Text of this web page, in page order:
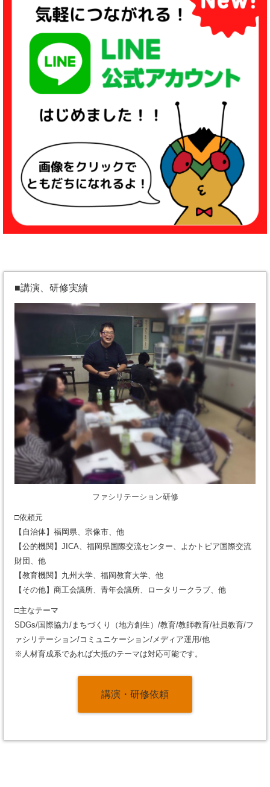
■講演、研修実績
ファシリテーション研修
□依頼元
【自治体】福岡県、宗像市、他
【公的機関】JICA、福岡県国際交流センター、よかトピア国際交流
財団、他
【教育機関】九州大学、福岡教育大学、他
【その他】商工会議所、青年会議所、ロータリークラブ、他
□主なテーマ
SDGs/国際協力/まちづくり（地方創生）/教育/教師教育/社員教育/フ
ァシリテーション/コミュニケーション/メディア運用/他
※人材育成系であれば大抵のテーマは対応可能です。
講演・研修依頼